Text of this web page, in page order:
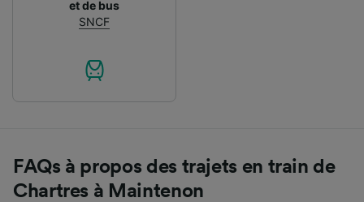
et de bus
SNCF
FAQs à propos des trajets en train de
Chartres à Maintenon